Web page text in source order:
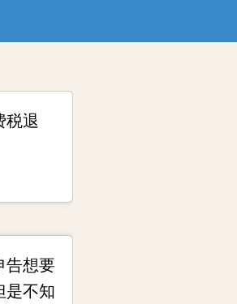
税退
告想要
是不知